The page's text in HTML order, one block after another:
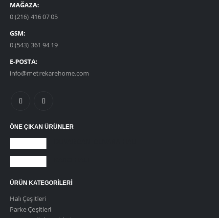
MAĞAZA:
0 (216) 416 07 05
GSM:
0 (543) 361 94 19
E-POSTA:
info@metrekarehome.com
ÖNE ÇIKAN ÜRÜNLER
ÜRÜN KATEGORILERI
Halı Çeşitleri
Parke Çeşitleri